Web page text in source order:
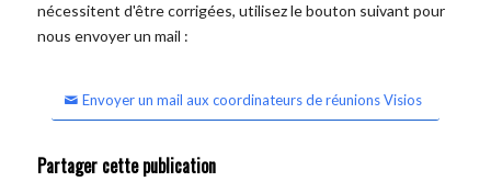
nécessitent d'être corrigées, utilisez le bouton suivant pour
nous envoyer un mail :
Envoyer un mail aux coordinateurs de réunions Visios
Partager cette publication